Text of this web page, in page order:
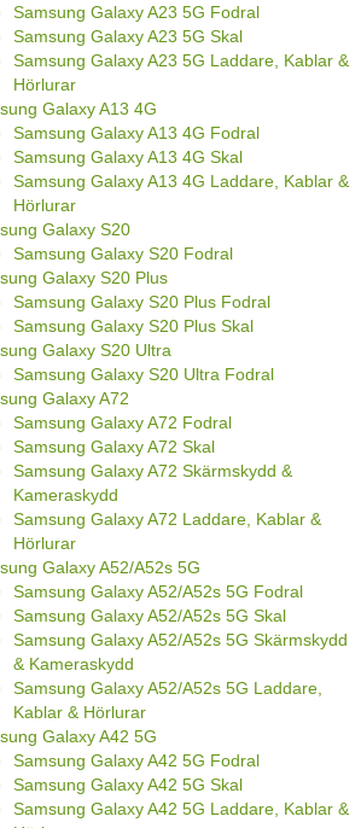
Samsung Galaxy A23 5G Fodral
Samsung Galaxy A23 5G Skal
Samsung Galaxy A23 5G Laddare, Kablar &
Hörlurar
Galaxy A13 4G
Samsung Galaxy A13 4G Fodral
Samsung Galaxy A13 4G Skal
Samsung Galaxy A13 4G Laddare, Kablar &
Hörlurar
Galaxy S20
Samsung Galaxy S20 Fodral
Galaxy S20 Plus
Samsung Galaxy S20 Plus Fodral
Samsung Galaxy S20 Plus Skal
Galaxy S20 Ultra
Samsung Galaxy S20 Ultra Fodral
Galaxy A72
Samsung Galaxy A72 Fodral
Samsung Galaxy A72 Skal
Samsung Galaxy A72 Skärmskydd &
Kameraskydd
Samsung Galaxy A72 Laddare, Kablar &
Hörlurar
Galaxy A52/A52s 5G
Samsung Galaxy A52/A52s 5G Fodral
Samsung Galaxy A52/A52s 5G Skal
Samsung Galaxy A52/A52s 5G Skärmskydd
& Kameraskydd
Samsung Galaxy A52/A52s 5G Laddare,
Kablar & Hörlurar
Galaxy A42 5G
Samsung Galaxy A42 5G Fodral
Samsung Galaxy A42 5G Skal
Samsung Galaxy A42 5G Laddare, Kablar &